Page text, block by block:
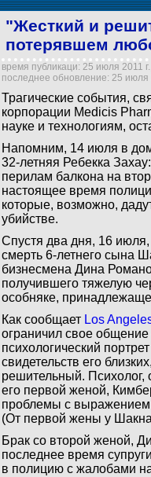
"Жесткий и
потерявшем
время публикаци: 25 июля 2011
последнее обновление: 25 июля
Трагические события,
корпорации Medicis
науке и технологиям,
Напомним, 14 июля в
32-летняя Ребекка
перилам балкона на
настоящее время
которые, возможно,
убийстве.
Спустя два дня, 16
смерть 6-летнего сына
бизнесмена Дина
получившего тяжелую
особняке,
Как сообщает Los
ограничил свое
психологический
свидетельств его
решительный. Психолог,
его первой женой,
проблемы с выражением
(От первой жены у
Брак со второй женой,
последнее время
в полицию с жалобами